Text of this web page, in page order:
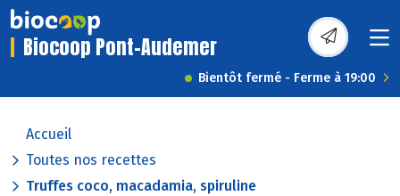
Biocoop Pont-Audemer
Bientôt fermé - Ferme à 19:00
Accueil
Toutes nos recettes
Truffes coco, macadamia, spiruline